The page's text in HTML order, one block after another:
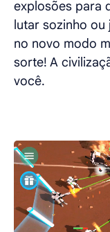
explosões para
lutar sozinho
no novo modo
sorte! A
você.